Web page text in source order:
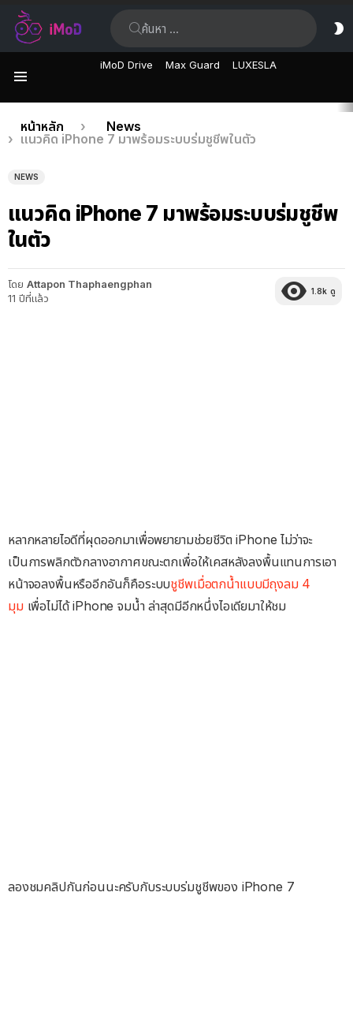
iMoD Drive Max Guard LUXESLA
เรื่อง
ล่าสุด
คุณอยู่ที่นี่:
หน้าหลัก
News
แนวคิด iPhone 7 มาพร้อมระบบร่มชูชีพในตัว
NEWS
แนวคิด iPhone 7 มาพร้อมระบบร่มชูชีพ
ในตัว
โดย Attapon Thaphaengphan
11 ปีที่แล้ว
1.8k ดู
หลากหลายไอดีที่ผุดออกมาเพื่อพยายามช่วยชีวิต iPhone ไม่ว่าจะ
เป็นการพลิกตัวกลางอากาศขณะตกเพื่อให้เคสหลังลงพื้นแทนการเอา
หน้าจอลงพื้นหรืออีกอันก็คือระบบชูชีพเมื่อตกน้ำแบบมีถุงลม 4
มุมเพื่อไม่ได้ iPhone จมน้ำ ล่าสุดมีอีกหนึ่งไอเดียมาให้ชม
ลองชมคลิปกันก่อนนะครับกับระบบร่มชูชีพของ iPhone 7